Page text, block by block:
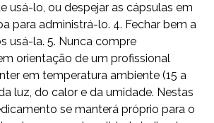
usá-lo, ou despejar as cápsulas em
para administrá-lo. 4. Fechar bem a
usá-la. 5. Nunca compre
orientação de um profissional
em temperatura ambiente (15 a
luz, do calor e da umidade. Nestas
se manterá próprio para o